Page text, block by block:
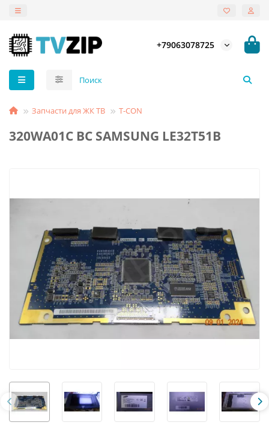
+79063078725
Запчасти для ЖК ТВ T-СON
320WA01C BC SAMSUNG LE32T51B